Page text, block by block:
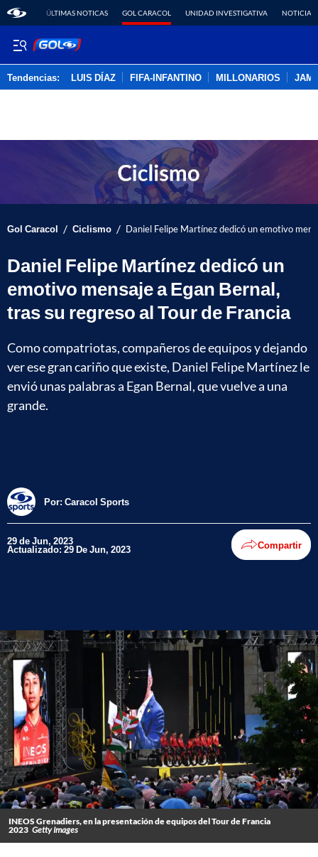
ÚLTIMAS NOTICAS GOL CARACOL UNIDAD INVESTIGATIVA NOTICIAS
Tendencias: LUIS DÍAZ FIFA-INFANTINO MILLONARIOS
Gol Caracol / Ciclismo / Daniel Felipe Martínez dedicó un emotivo
Daniel Felipe Martínez dedicó un
emotivo mensaje a Egan Bernal,
tras su regreso al Tour de Francia
Como compatriotas, compañeros de equipos y dejando
ver ese gran cariño que existe, Daniel Felipe Martínez le
envió unas palabras a Egan Bernal, que vuelve a una
grande.
Por: Caracol Sports
29 de Jun, 2023
Actualizado: 29 De Jun, 2023 Compartir
INEOS Grenadiers, en la presentación de equipos del Tour de Francia
2023 Getty Images